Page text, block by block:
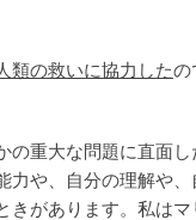
類の救いに協力したの
の重大な問題に直面
力や、自分の理解や
きがあります。私は